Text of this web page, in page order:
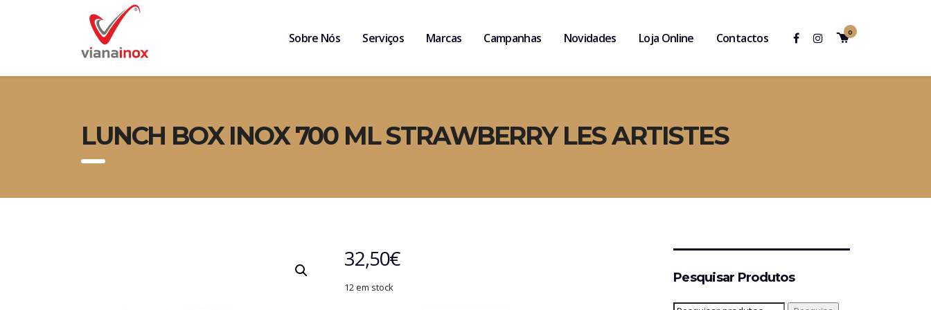
0
Sobre Nós Serviços Marcas Campanhas Novidades Loja Online Contactos
LUNCH BOX INOX 700 ML STRAWBERRY LES ARTISTES
32,50€
12 em stock
Pesquisar Produtos